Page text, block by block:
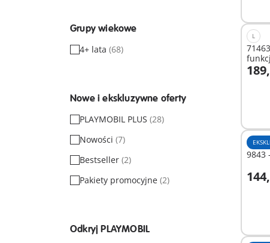
Grupy wiekowe
4+ lata (68)
Nowe i ekskluzywne oferty
PLAYMOBIL PLUS (28)
Nowości (7)
Bestseller (2)
Pakiety promocyjne (2)
Odkryj PLAYMOBIL
L
9843